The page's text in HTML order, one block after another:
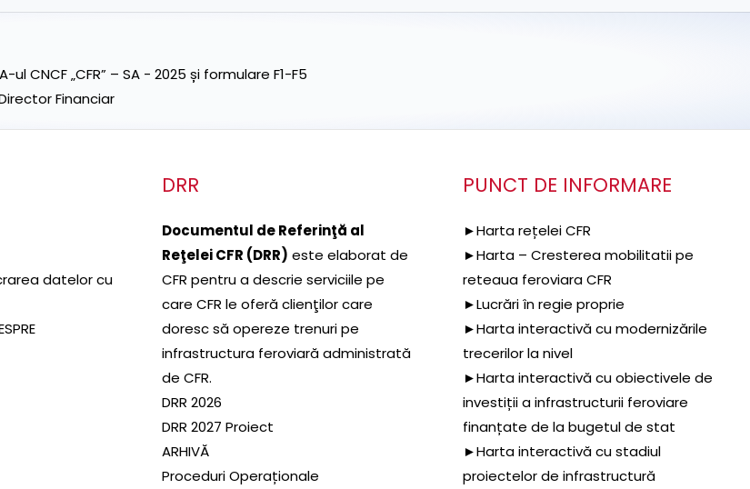
CNCF „CFR” – SA - 2025 și formulare F1-F5
Financiar
datelor cu
DRR
Documentul de Referinţă al
Reţelei CFR (DRR) este elaborat de
CFR pentru a descrie serviciile pe
care CFR le oferă clienţilor care
doresc să opereze trenuri pe
infrastructura feroviară administrată
de CFR.
DRR 2026
DRR 2027 Proiect
ARHIVĂ
Proceduri Operaționale
PUNCT DE INFORMARE
►Harta rețelei CFR
►Harta – Cresterea mobilitatii pe
reteaua feroviara CFR
►Lucrări în regie proprie
►Harta interactivă cu modernizările
trecerilor la nivel
►Harta interactivă cu obiectivele de
investiții a infrastructurii feroviare
finanțate de la bugetul de stat
►Harta interactivă cu stadiul
proiectelor de infrastructură